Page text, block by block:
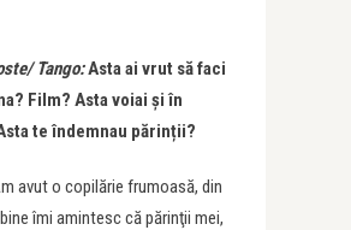
Tango:Asta ai vrut să faci
Film? Asta voiai și în
te îndemnau părinții?
avut o copilărie frumoasă, din
îmi amintesc că părinţii mei,